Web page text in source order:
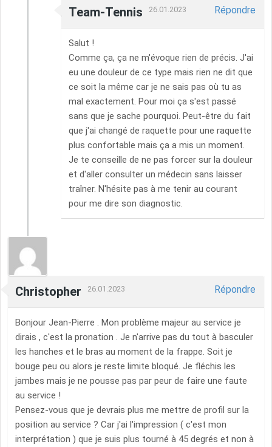
Team-Tennis 26.01.2023 Répondre
Salut !
Comme ça, ça ne m'évoque rien de précis. J'ai
eu une douleur de ce type mais rien ne dit que
ce soit la même car je ne sais pas où tu as
mal exactement. Pour moi ça s'est passé
sans que je sache pourquoi. Peut-être du fait
que j'ai changé de raquette pour une raquette
plus confortable mais ça a mis un moment.
Je te conseille de ne pas forcer sur la douleur
et d'aller consulter un médecin sans laisser
traîner. N'hésite pas à me tenir au courant
pour me dire son diagnostic.
Christopher 26.01.2023 Répondre
Bonjour Jean-Pierre . Mon problème majeur au service je
dirais , c'est la pronation . Je n'arrive pas du tout à basculer
les hanches et le bras au moment de la frappe. Soit je
bouge peu ou alors je reste limite bloqué. Je fléchis les
jambes mais je ne pousse pas par peur de faire une faute
au service !
Pensez-vous que je devrais plus me mettre de profil sur la
position au service ? Car j'ai l'impression ( c'est mon
interprétation ) que je suis plus tourné à 45 degrés et non à